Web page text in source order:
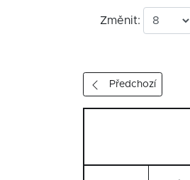
Změnit:
Předchozí